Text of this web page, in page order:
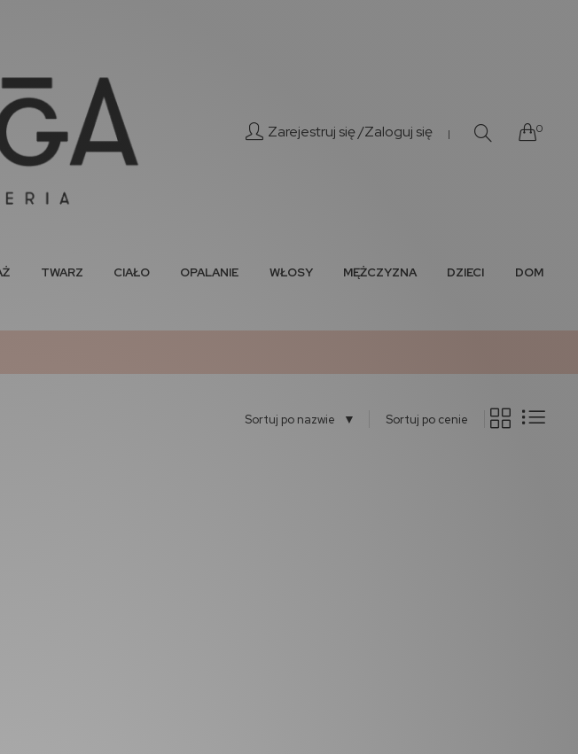
Zarejestruj się /Zaloguj się | 0
TWARZ CIAŁO OPALANIE WŁOSY MĘŻCZYZNA DZIECI DOM
Sortuj po nazwie ▼ Sortuj po cenie